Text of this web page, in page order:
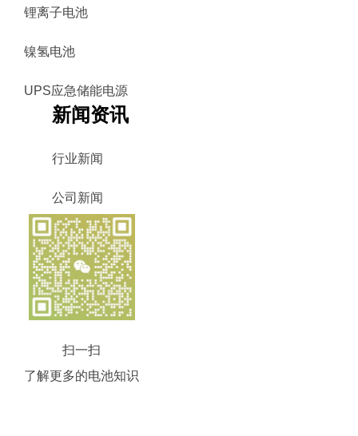
锂离子电池
镍氢电池
UPS应急储能电源
新闻资讯
行业新闻
公司新闻
扫一扫
了解更多的电池知识